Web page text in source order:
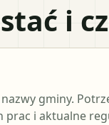
i
gminy.
prac i aktualne